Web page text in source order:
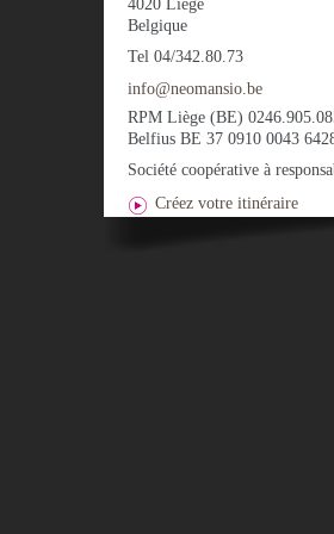
4020
Liège
Belgique
Tel 04/342.80.73
info@neomansio.be
RPM Liège (BE)
Belfius BE 37 0910 0043
Société coopérative à
Créez votre itinéraire